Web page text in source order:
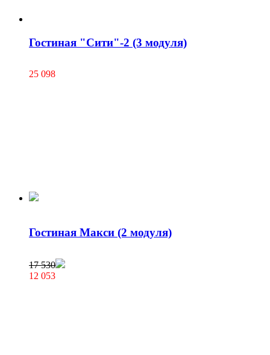
Гостиная "Сити"-2 (3 модуля)
25 098
Гостиная Макси (2 модуля)
17 530
12 053